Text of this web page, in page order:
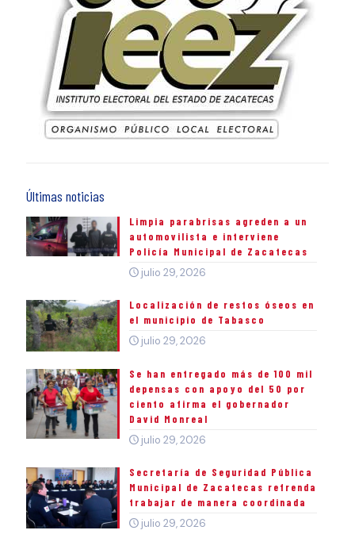
Últimas noticias
Limpia parabrisas agreden a un
automovilista e interviene
Policía Municipal de Zacatecas
julio 29, 2026
Localización de restos óseos en
el municipio de Tabasco
julio 29, 2026
Se han entregado más de 100 mil
depensas con apoyo del 50 por
ciento afirma el gobernador
David Monreal
julio 29, 2026
Secretaría de Seguridad Pública
Municipal de Zacatecas refrenda
trabajar de manera coordinada
julio 29, 2026